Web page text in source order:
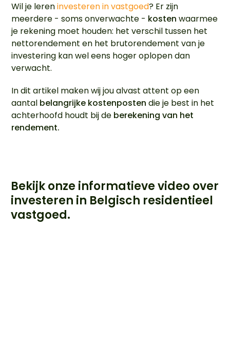
Wil je lereninvesteren in vastgoed? Er zijn
meerdere - soms onverwachte - kosten waarmee
je rekening moet houden: het verschil tussen het
nettorendement en het brutorendement van je
investering kan wel eens hoger oplopen dan
verwacht.
In dit artikel maken wij jou alvast attent op een
aantal belangrijke kostenposten die je best in het
achterhoofd houdt bij de berekening van het
rendement.
Bekijk onze informatieve video over
investeren in Belgisch residentieel
vastgoed.